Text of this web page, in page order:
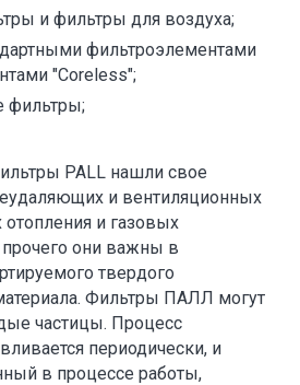
и фильтры для воздуха;
фильтроэлементами
"Coreless";
фильтры;
PALL нашли свое
и вентиляционных
отопления и газовых
они важны в
твердого
Фильтры ПАЛЛ могут
частицы. Процесс
периодически, и
в процессе работы,